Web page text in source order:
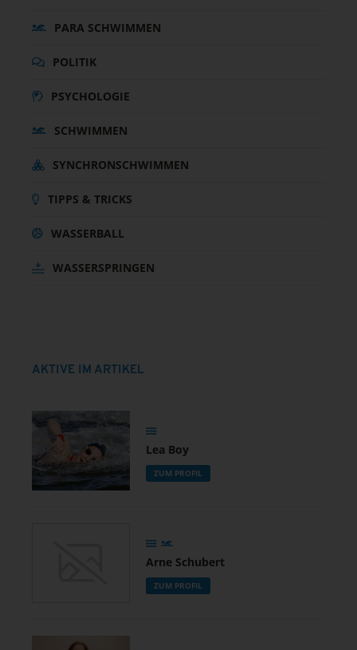
PARA SCHWIMMEN
POLITIK
PSYCHOLOGIE
SCHWIMMEN
SYNCHRONSCHWIMMEN
TIPPS & TRICKS
WASSERBALL
WASSERSPRINGEN
AKTIVE IM ARTIKEL
Lea Boy
ZUM PROFIL
Arne Schubert
ZUM PROFIL